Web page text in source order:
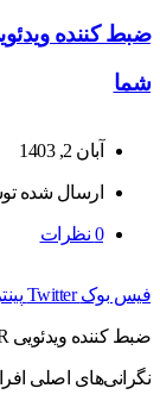
شما
آبان 2, 1403
ارسال شده
0 نظرات
فیس بوک Twitter
نگرانی‌های اصلی